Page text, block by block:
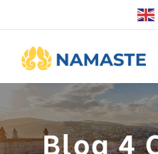
Blog 4